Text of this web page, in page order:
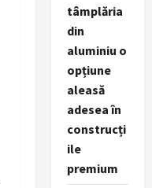
tâmplăria
din
aluminiu o
opțiune
aleasă
adesea în
construcți
ile
premium